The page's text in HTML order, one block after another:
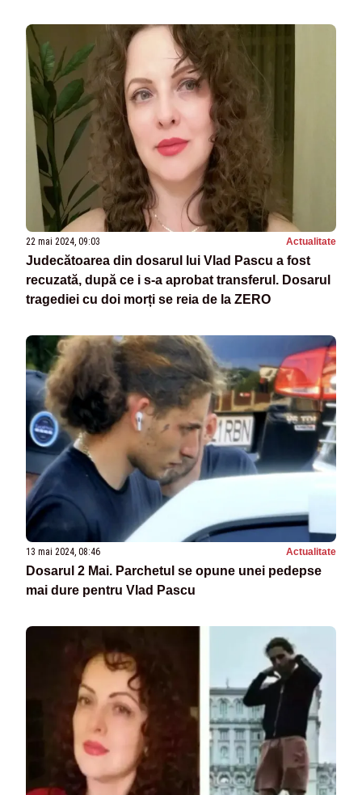
22 mai 2024, 09:03 Actualitate
Judecătoarea din dosarul lui Vlad Pascu a fost
recuzată, după ce i s-a aprobat transferul. Dosarul
tragediei cu doi morți se reia de la ZERO
13 mai 2024, 08:46 Actualitate
Dosarul 2 Mai. Parchetul se opune unei pedepse
mai dure pentru Vlad Pascu